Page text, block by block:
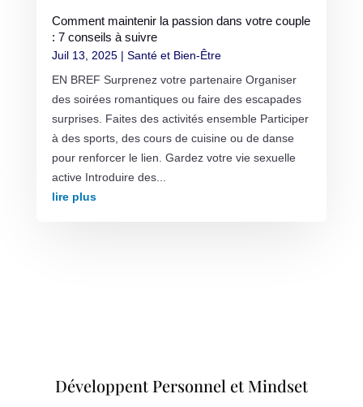
Comment maintenir la passion dans votre couple
: 7 conseils à suivre
Juil 13, 2025| Santé et Bien-Être
EN BREF Surprenez votre partenaire Organiser
des soirées romantiques ou faire des escapades
surprises. Faites des activités ensemble Participer
à des sports, des cours de cuisine ou de danse
pour renforcer le lien. Gardez votre vie sexuelle
active Introduire des...
lire plus
Développent Personnel et Mindset